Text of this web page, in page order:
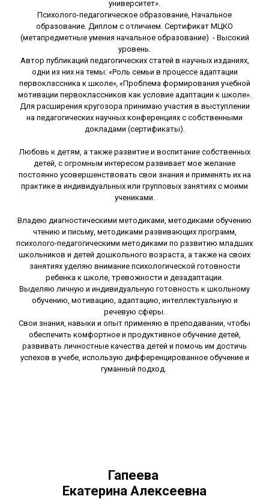
университет».
Психолого-педагогическое образование, Начальное
образование. Диплом с отличием. Сертификат МЦКО
(метапредметные умения начальное образование) - Высокий
уровень.
Автор публикаций педагогических статей в научных изданиях,
одни из них на темы: «Роль семьи в процессе адаптации
первоклассника к школе», «Проблема формирования учебной
мотивации первоклассников как условие адаптации к школе».
Для расширения кругозора принимаю участия в выступлении
на педагогических научных конференциях с собственными
докладами (сертификаты).
Любовь к детям, а также развитие и воспитание собственных
детей, с огромным интересом развивает мое желание
постоянно усовершенствовать свои знания и применять их на
практике в индивидуальных или групповых занятиях с моими
учениками.
Владею диагностическими методиками, методиками обучению
чтению и письму, методиками развивающих программ,
психолого-педагогическими методиками по развитию младших
школьников и детей дошкольного возраста, а также на своих
занятиях уделяю внимание психологической готовности
ребенка к школе, тревожности и дезадаптации.
Выделяю личную и индивидуальную готовность к школьному
обучению, мотивацию, адаптацию, интеллектуальную и
речевую сферы.
Свои знания, навыки и опыт применяю в преподавании, чтобы
обеспечить комфортное и продуктивное обучение детей,
развивать личностные качества детей и помочь им достичь
успехов в учебе, использую дифференцированное обучение и
гуманный подход.
Гапеева
Екатерина Алексеевна